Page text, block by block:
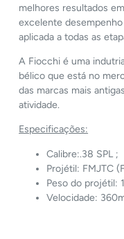
melhores resultados
excelente
aplicada a todas as
A Fiocchi é uma
bélico que está no
das marcas mais
atividade.
Especificações:
Calibre:.38 SPL ;
Projétil: FMJTC
Peso do projétil:
Velocidade: